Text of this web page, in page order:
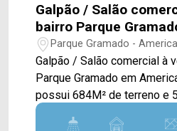
Galpão / Salão
bairro Parque
Americana/SP
Parque Gramado -
Galpão / Salão comercial à
Parque Gramado em Americana/SP.
possui 684M² de terreno e
contendo um amplo salão